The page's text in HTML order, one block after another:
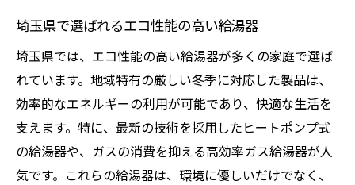
アフターサービスが長期信頼に繋がる理由
埼玉県の給湯器メーカーが提供する特典と
は
埼玉県の給湯器メーカー信頼性と実績の見極め
方
埼玉県で選ばれるエコ性能の高い給湯器
埼玉県では、エコ性能の高い給湯器が多くの家庭で選ば
れています。地域特有の厳しい冬季に対応した製品は、
効率的なエネルギーの利用が可能であり、快適な生活を
支えます。特に、最新の技術を採用したヒートポンプ式
の給湯器や、ガスの消費を抑える高効率ガス給湯器が人
気です。これらの給湯器は、環境に優しいだけでなく、